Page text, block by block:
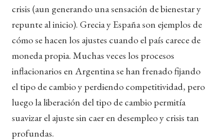
crisis (aun generando una sensación de bienestar y
repunte al inicio). Grecia y España son ejemplos de
cómo se hacen los ajustes cuando el país carece de
moneda propia. Muchas veces los procesos
inflacionarios en Argentina se han frenado fijando
el tipo de cambio y perdiendo competitividad, pero
luego la liberación del tipo de cambio permitía
suavizar el ajuste sin caer en desempleo y crisis tan
profundas.